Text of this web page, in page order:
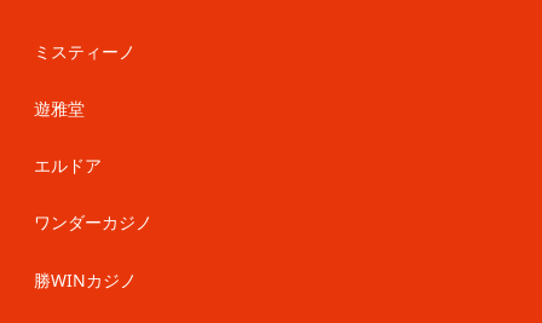
ミスティーノ
遊雅堂
エルドア
ワンダーカジノ
勝WINカジノ